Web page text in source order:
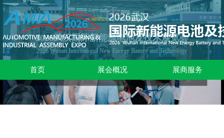
首页 展会概况 展商服务
2026武汉国际新能源电池及技术展览会
2026 Wuhan International New Energy Battery and Technology
Exhibition
时间：2026年09月22-24日 地址：武汉国际博览中心